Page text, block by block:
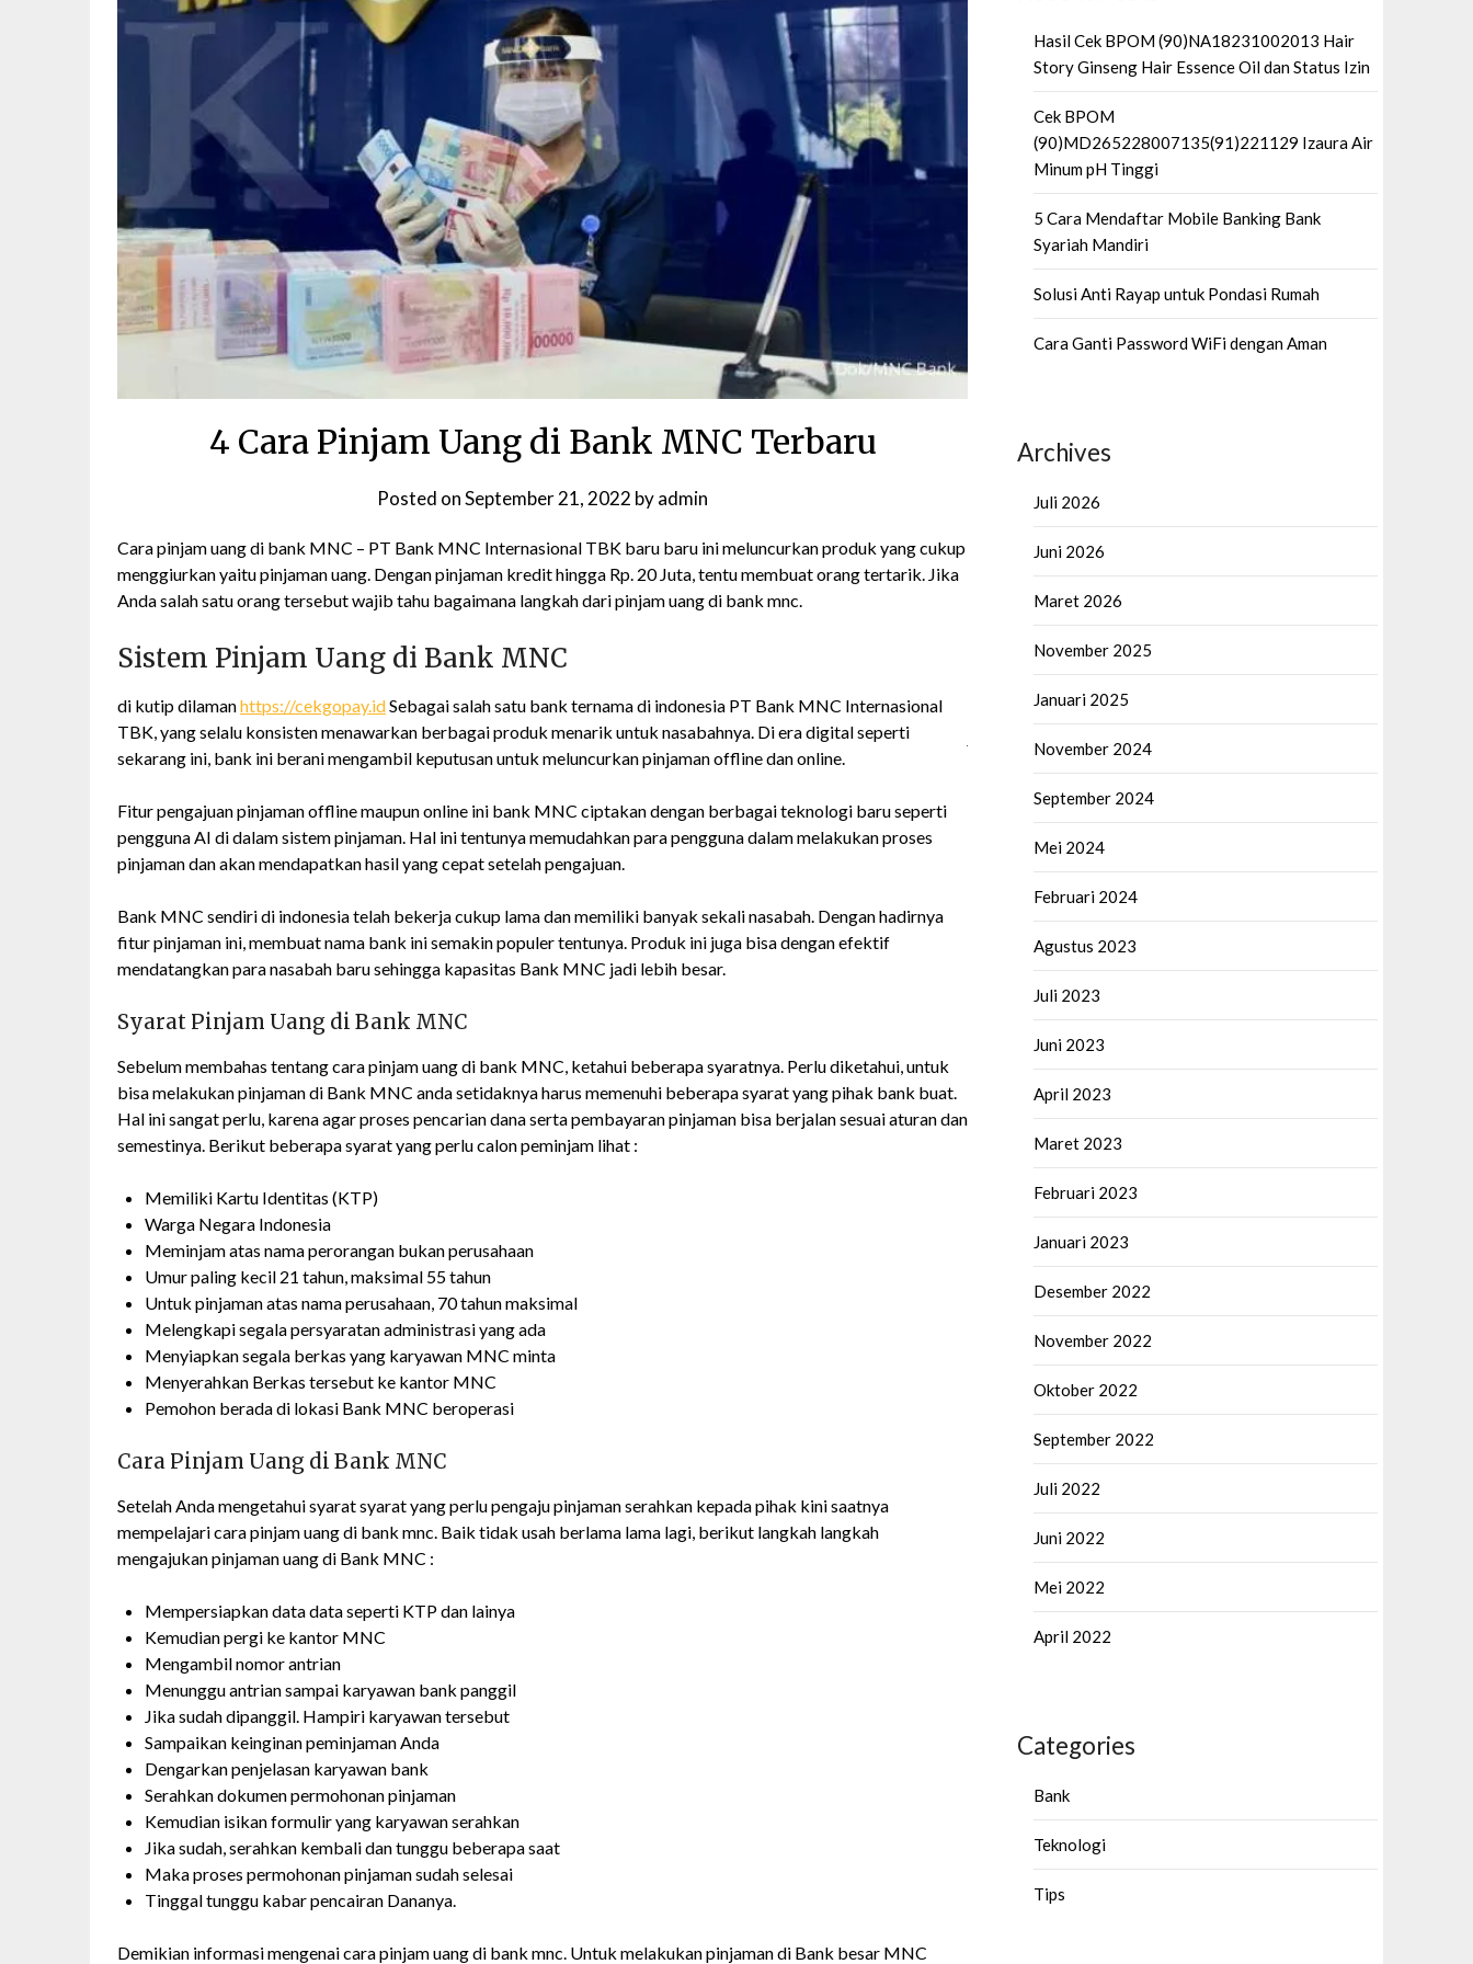
4 Cara Pinjam Uang di Bank MNC Terbaru
Posted onSeptember 21, 2022 byadmin
Cara pinjam uang di bank MNC – PT Bank MNC Internasional TBK baru baru ini meluncurkan produk yang cukup
menggiurkan yaitu pinjaman uang. Dengan pinjaman kredit hingga Rp. 20 Juta, tentu membuat orang tertarik. Jika
Anda salah satu orang tersebut wajib tahu bagaimana langkah dari pinjam uang di bank mnc.
Sistem Pinjam Uang di Bank MNC
di kutip dilamanhttps://cekgopay.idSebagai salah satu bank ternama di indonesia PT Bank MNC Internasional
TBK, yang selalu konsisten menawarkan berbagai produk menarik untuk nasabahnya. Di era digital seperti
sekarang ini, bank ini berani mengambil keputusan untuk meluncurkan pinjaman offline dan online.
Fitur pengajuan pinjaman offline maupun online ini bank MNC ciptakan dengan berbagai teknologi baru seperti
pengguna AI di dalam sistem pinjaman. Hal ini tentunya memudahkan para pengguna dalam melakukan proses
pinjaman dan akan mendapatkan hasil yang cepat setelah pengajuan.
Bank MNC sendiri di indonesia telah bekerja cukup lama dan memiliki banyak sekali nasabah. Dengan hadirnya
fitur pinjaman ini, membuat nama bank ini semakin populer tentunya. Produk ini juga bisa dengan efektif
mendatangkan para nasabah baru sehingga kapasitas Bank MNC jadi lebih besar.
Syarat Pinjam Uang di Bank MNC
Sebelum membahas tentang cara pinjam uang di bank MNC, ketahui beberapa syaratnya. Perlu diketahui, untuk
bisa melakukan pinjaman di Bank MNC anda setidaknya harus memenuhi beberapa syarat yang pihak bank buat.
Hal ini sangat perlu, karena agar proses pencarian dana serta pembayaran pinjaman bisa berjalan sesuai aturan dan
semestinya. Berikut beberapa syarat yang perlu calon peminjam lihat :
Memiliki Kartu Identitas (KTP)
Warga Negara Indonesia
Meminjam atas nama perorangan bukan perusahaan
Umur paling kecil 21 tahun, maksimal 55 tahun
Untuk pinjaman atas nama perusahaan, 70 tahun maksimal
Melengkapi segala persyaratan administrasi yang ada
Menyiapkan segala berkas yang karyawan MNC minta
Menyerahkan Berkas tersebut ke kantor MNC
Pemohon berada di lokasi Bank MNC beroperasi
Cara Pinjam Uang di Bank MNC
Setelah Anda mengetahui syarat syarat yang perlu pengaju pinjaman serahkan kepada pihak kini saatnya
mempelajari cara pinjam uang di bank mnc. Baik tidak usah berlama lama lagi, berikut langkah langkah
mengajukan pinjaman uang di Bank MNC :
Mempersiapkan data data seperti KTP dan lainya
Kemudian pergi ke kantor MNC
Mengambil nomor antrian
Menunggu antrian sampai karyawan bank panggil
Jika sudah dipanggil. Hampiri karyawan tersebut
Sampaikan keinginan peminjaman Anda
Dengarkan penjelasan karyawan bank
Serahkan dokumen permohonan pinjaman
Kemudian isikan formulir yang karyawan serahkan
Jika sudah, serahkan kembali dan tunggu beberapa saat
Maka proses permohonan pinjaman sudah selesai
Tinggal tunggu kabar pencairan Dananya.
Demikian informasi mengenai cara pinjam uang di bank mnc. Untuk melakukan pinjaman di Bank besar MNC
Hasil Cek BPOM (90)NA18231002013 Hair
Story Ginseng Hair Essence Oil dan Status Izin
Cek BPOM
(90)MD265228007135(91)221129 Izaura Air
Minum pH Tinggi
5 Cara Mendaftar Mobile Banking Bank
Syariah Mandiri
Solusi Anti Rayap untuk Pondasi Rumah
Cara Ganti Password WiFi dengan Aman
Archives
Juli 2026
Juni 2026
Maret 2026
November 2025
Januari 2025
November 2024
September 2024
Mei 2024
Februari 2024
Agustus 2023
Juli 2023
Juni 2023
April 2023
Maret 2023
Februari 2023
Januari 2023
Desember 2022
November 2022
Oktober 2022
September 2022
Juli 2022
Juni 2022
Mei 2022
April 2022
Categories
Bank
Teknologi
Tips